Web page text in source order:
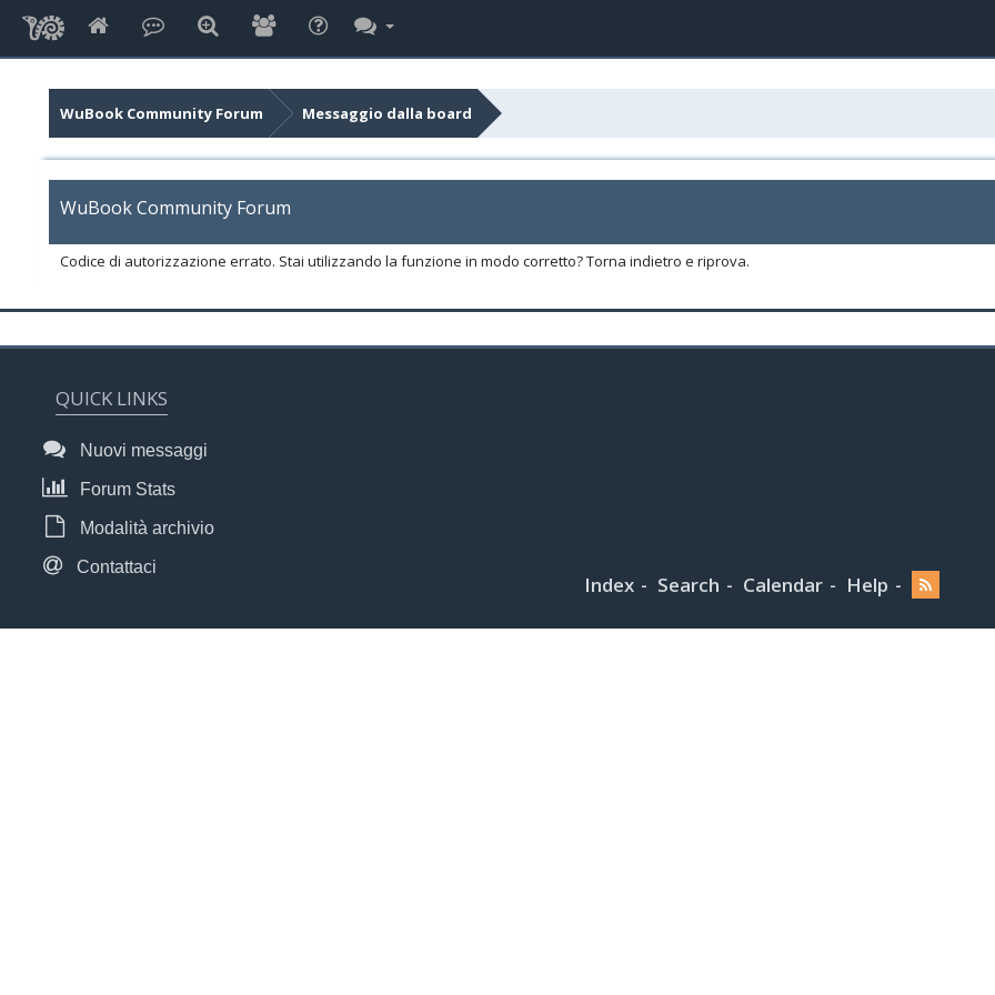
WuBook Community Forum Messaggio dalla board
WuBook Community Forum
Codice di autorizzazione errato. Stai utilizzando la funzione in modo corretto? Torna indietro e riprova.
QUICK LINKS
Nuovi messaggi
Forum Stats
Modalità archivio
Contattaci
Index Search Calendar Help